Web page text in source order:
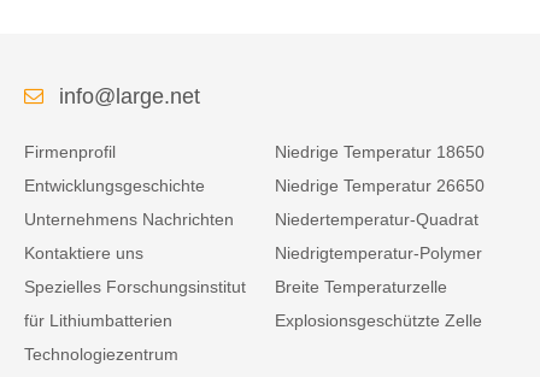
info@large.net
Firmenprofil
Entwicklungsgeschichte
Unternehmens Nachrichten
Kontaktiere uns
Spezielles Forschungsinstitut
für Lithiumbatterien
Technologiezentrum
Niedrige Temperatur 18650
Niedrige Temperatur 26650
Niedertemperatur-Quadrat
Niedrigtemperatur-Polymer
Breite Temperaturzelle
Explosionsgeschützte Zelle